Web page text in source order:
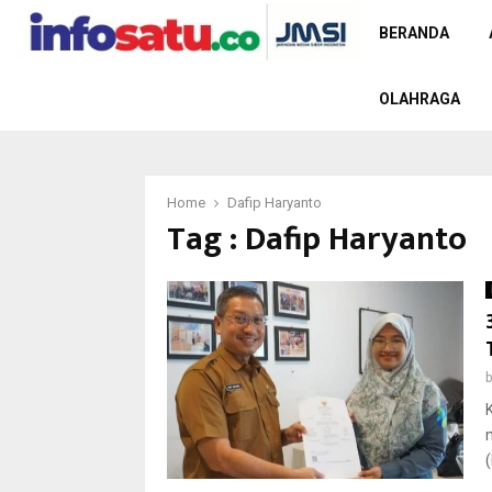
BERANDA
OLAHRAGA
Home Dafip Haryanto
Tag : Dafip Haryanto